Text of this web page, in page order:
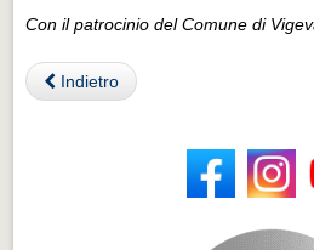
Con il patrocinio del Comune di
Indietro